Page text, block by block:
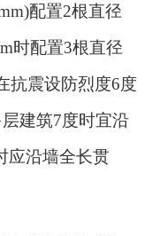
配置2根直径
时配置3根直径
抗震设防烈度6度
层建筑7度时宜沿
应沿墙全长贯